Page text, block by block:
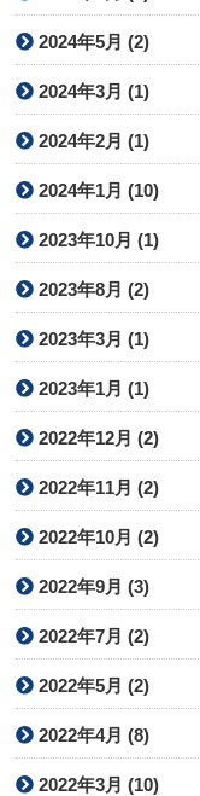
2024年5月 (2)
2024年3月 (1)
2024年2月 (1)
2024年1月 (10)
2023年10月 (1)
2023年8月 (2)
2023年3月 (1)
2023年1月 (1)
2022年12月 (2)
2022年11月 (2)
2022年10月 (2)
2022年9月 (3)
2022年7月 (2)
2022年5月 (2)
2022年4月 (8)
2022年3月 (10)